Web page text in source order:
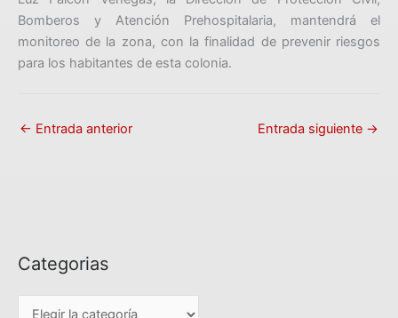
Bomberos y Atención Prehospitalaria, mantendrá el
monitoreo de la zona, con la finalidad de prevenir riesgos
para los habitantes de esta colonia.
← Entrada anterior Entrada siguiente →
Categorias
C